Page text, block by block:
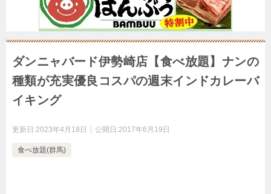
ダンニャバード伊勢崎店【食べ放題】ナンの
種類が充実優良コスパの週末インドカレーバ
イキング
更新日:2023年4月18日 公開日:2017年6月19日
食べ放題(群馬)